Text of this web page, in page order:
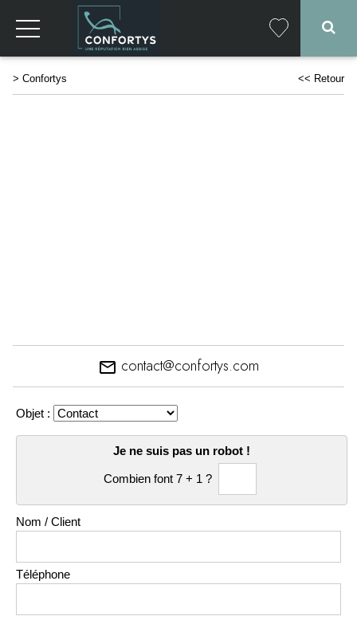
> Confortys << Retour
email contact@confortys.com
Objet :
Je ne suis pas un robot !
Combien font 7 + 1 ?
Nom / Client
Téléphone